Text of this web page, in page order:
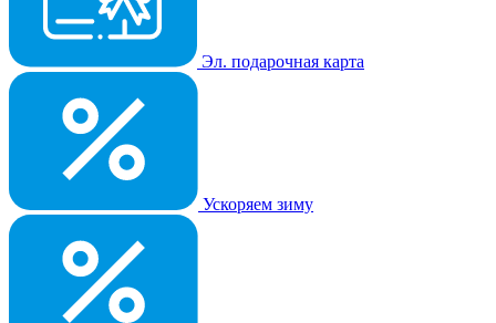
Эл. подарочная карта
Ускоряем зиму